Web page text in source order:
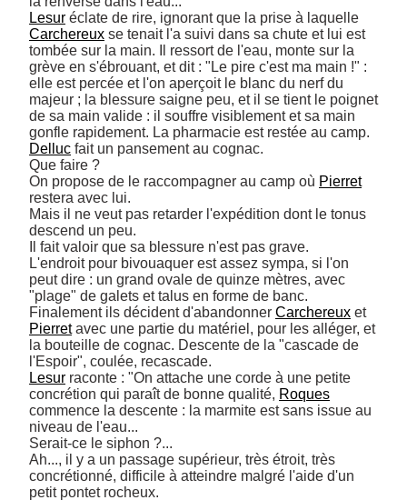
Lesur
Carchereux se tenait l'a suivi dans sa chute et lui est
tombée sur la main. Il ressort de l'eau, monte sur la
grève en s'ébrouant, et dit : "Le pire c'est ma main !" :
elle est percée et l'on aperçoit le blanc du nerf du
majeur ; la blessure saigne peu, et il se tient le poignet
de sa main valide : il souffre visiblement et sa main
Delluc fait un pansement au cognac.
Que faire ?
On propose de le raccompagner au camp où Pierret
restera avec lui.
Mais il ne veut pas retarder l'expédition dont le tonus
descend un peu.
Il fait valoir que sa blessure n'est pas grave.
L'endroit pour bivouaquer est assez sympa, si l'on
peut dire : un grand ovale de quinze mètres, avec
"plage" de galets et talus en forme de banc.
Finalement ils décident d'abandonner Carchereux
et
Pierret avec une partie du matériel, pour les alléger, et
la bouteille de cognac. Descente de la "cascade de
Lesur raconte : "On attache une corde à une petite
concrétion qui paraît de bonne qualité, Roques
commence la descente : la marmite est sans issue au
niveau de l'eau...
Serait-ce le siphon ?...
Ah..., il y a un passage supérieur, très étroit, très
concrétionné, difficile à atteindre malgré l'aide d'un